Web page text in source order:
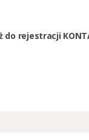
rejestracji